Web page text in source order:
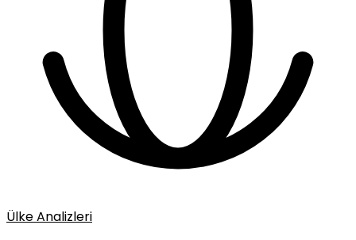
Ülke Analizleri